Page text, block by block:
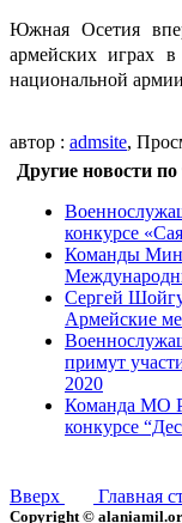
Южная Осетия
армейских играх
национальной
автор : admsite,
Другие новости по
конкурсе
Команды
Сергей
Армейские
примут
2020
Команда МО
конкурсе
Вверх Главная
Copyright ©